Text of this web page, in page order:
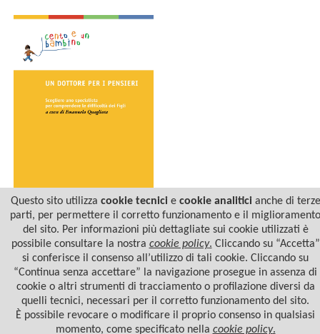
UN DOTTORE PER I
PENSIERI
Questo sito utilizza cookie tecnicie cookie analiticianche di terze
parti, per permettere il corretto funzionamento e il miglioramento
del sito. Per informazioni più dettagliate sui cookie utilizzati è
possibile consultare la nostra cookie policy. Cliccando su “Accetta”
si conferisce il consenso all’utilizzo di tali cookie. Cliccando su
“Continua senza accettare” la navigazione prosegue in assenza di
cookie o altri strumenti di tracciamento o profilazione diversi da
quelli tecnici, necessari per il corretto funzionamento del sito.
È possibile revocare o modificare il proprio consenso in qualsiasi
momento, come specificato nella cookie policy.